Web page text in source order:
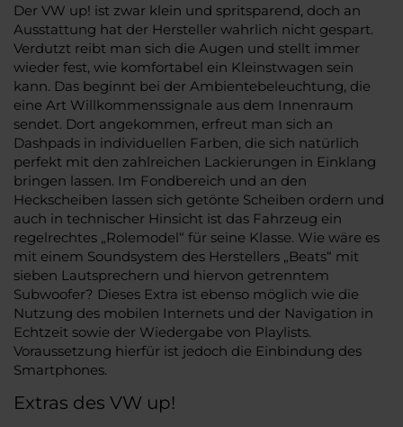
Der VW up! ist zwar klein und spritsparend, doch an
Ausstattung hat der Hersteller wahrlich nicht gespart.
Verdutzt reibt man sich die Augen und stellt immer
wieder fest, wie komfortabel ein Kleinstwagen sein
kann. Das beginnt bei der Ambientebeleuchtung, die
eine Art Willkommenssignale aus dem Innenraum
sendet. Dort angekommen, erfreut man sich an
Dashpads in individuellen Farben, die sich natürlich
perfekt mit den zahlreichen Lackierungen in Einklang
bringen lassen. Im Fondbereich und an den
Heckscheiben lassen sich getönte Scheiben ordern und
auch in technischer Hinsicht ist das Fahrzeug ein
regelrechtes „Rolemodel“ für seine Klasse. Wie wäre es
mit einem Soundsystem des Herstellers „Beats“ mit
sieben Lautsprechern und hiervon getrenntem
Subwoofer? Dieses Extra ist ebenso möglich wie die
Nutzung des mobilen Internets und der Navigation in
Echtzeit sowie der Wiedergabe von Playlists.
Voraussetzung hierfür ist jedoch die Einbindung des
Smartphones.
Extras des VW up!